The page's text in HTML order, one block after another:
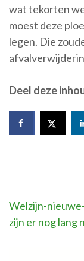
wat tekorten
moest deze
legen. Die
Deel deze
Bericht
navigatie
Welzijn-
zijn er nog lang